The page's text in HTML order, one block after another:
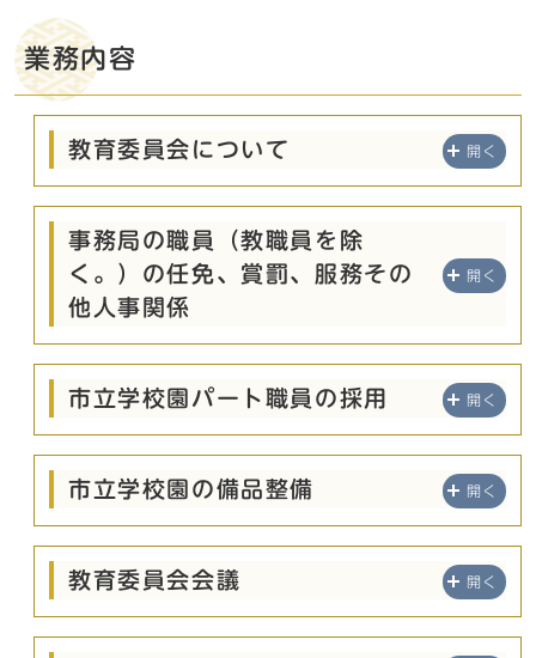
業務内容
教育委員会について 開く
事務局の職員（教職員を除
く。）の任免、賞罰、服務その
他人事関係
開く
市立学校園パート職員の採用 開く
市立学校園の備品整備 開く
教育委員会会議 開く